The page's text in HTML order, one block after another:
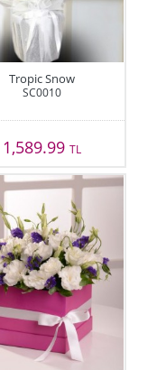
Tropic Snow
SC0010
1,589.99 TL